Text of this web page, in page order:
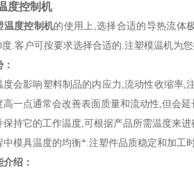
度控制机
温度控制机的使用上,选择合适的导热流体
度.客户可按要求选择合适的.注塑模温机为
度会影响塑料制品的内应力,流动性收缩率,
高一点通常会改善表面质量和流动性,但会
保持它的工作温度,可根据产品所需温度来
中模具温度的均衡*.注塑件品质稳定和加工
介绍：